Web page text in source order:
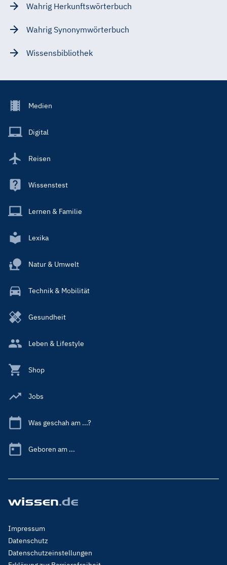
Wahrig Herkunftswörterbuch
Wahrig Synonymwörterbuch
Wissensbibliothek
Footer
Main
Medien
Digital
Reisen
Wissenstest
Lernen & Familie
Lexika
Natur & Umwelt
Technik & Mobilität
Gesundheit
Leben & Lifestyle
Shop
Jobs
Was geschah am ...?
Geboren am ...
Footer
Menu
Legal
Impressum
Datenschutz
Datenschutzeinstellungen